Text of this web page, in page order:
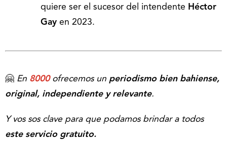
quiere ser el sucesor del intendente Héctor
Gay en 2023.
🤗 En 8000ofrecemos un periodismo bien bahiense,
original, independiente y relevante.
Y vos sos clave para que podamos brindar a todos
este servicio gratuito.